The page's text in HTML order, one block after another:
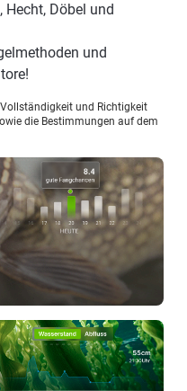
Döbel und
und
und Richtigkeit
die Bestimmungen auf dem